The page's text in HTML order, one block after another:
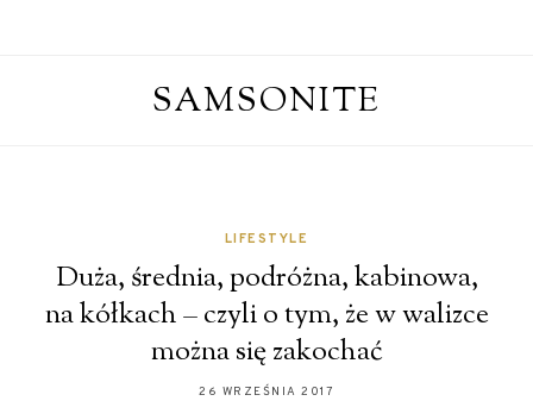
SAMSONITE
LIFESTYLE
Duża, średnia, podróżna, kabinowa,
na kółkach – czyli o tym, że w walizce
można się zakochać
26 WRZEŚNIA 2017